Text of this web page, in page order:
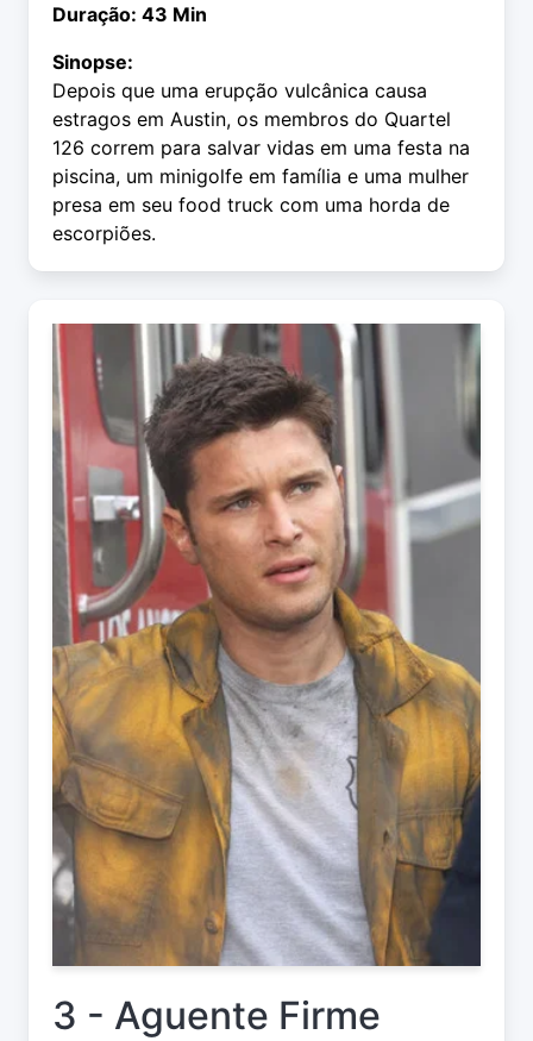
Duração: 43 Min
Sinopse:
Depois que uma erupção vulcânica causa
estragos em Austin, os membros do Quartel
126 correm para salvar vidas em uma festa na
piscina, um minigolfe em família e uma mulher
presa em seu food truck com uma horda de
escorpiões.
3 - Aguente Firme